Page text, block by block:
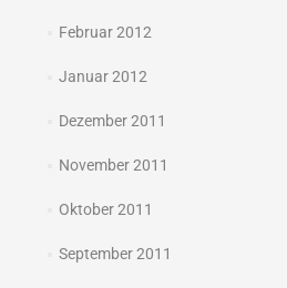
Februar 2012
Januar 2012
Dezember 2011
November 2011
Oktober 2011
September 2011